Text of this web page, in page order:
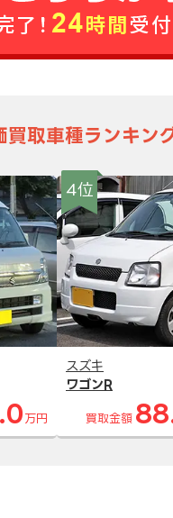
買取車種ランキン
万円
4位
スズキ
ワゴンR
買取金額